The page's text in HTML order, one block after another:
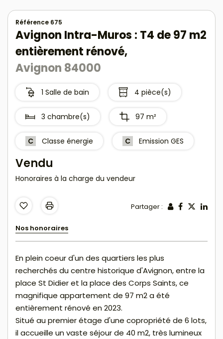
Référence 675
Avignon Intra-Muros : T4 de 97 m2
entièrement rénové,
Avignon 84000
1 Salle de bain 4 pièce(s)
3 chambre(s) 97 m²
C Classe énergie C Emission GES
Vendu
Honoraires à la charge du vendeur
Partager :
Nos honoraires
En plein coeur d'un des quartiers les plus
recherchés du centre historique d'Avignon, entre la
place St Didier et la place des Corps Saints, ce
magnifique appartement de 97 m2 a été
entièrement rénové en 2023.
Situé au premier étage d'une copropriété de 6 lots,
il accueille un vaste séjour de 40 m2, très lumineux